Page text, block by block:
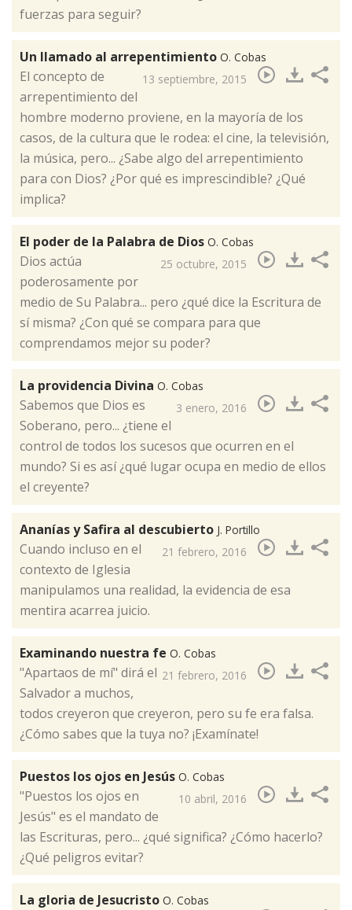
fuerzas para seguir?
Un llamado al arrepentimiento O. Cobas
13 septiembre, 2015
​El concepto de
arrepentimiento del
hombre moderno proviene, en la mayoría de los
casos, de la cultura que le rodea: el cine, la televisión,
la música, pero... ¿Sabe algo del arrepentimiento
para con Dios? ¿Por qué es imprescindible? ¿Qué
implica?
El poder de la Palabra de Dios O. Cobas
25 octubre, 2015
​Dios actúa
poderosamente por
medio de Su Palabra... pero ¿qué dice la Escritura de
sí misma? ¿Con qué se compara para que
comprendamos mejor su poder?
La providencia Divina O. Cobas
3 enero, 2016
​Sabemos que Dios es
Soberano, pero... ¿tiene el
control de todos los sucesos que ocurren en el
mundo? Si es así ¿qué lugar ocupa en medio de ellos
el creyente?
Ananías y Safira al descubierto J. Portillo
21 febrero, 2016
Cuando incluso en el
contexto de Iglesia
manipulamos una realidad, la evidencia de esa
mentira acarrea juicio.
Examinando nuestra fe O. Cobas
21 febrero, 2016
"​Apartaos de mí" dirá el
Salvador a muchos,
todos creyeron que creyeron, pero su fe era falsa.
¿Cómo sabes que la tuya no? ¡Examínate!
Puestos los ojos en Jesús O. Cobas
10 abril, 2016
"Puestos los ojos en
Jesús" es el mandato de
las Escrituras, pero... ¿qué significa? ¿Cómo hacerlo?
¿Qué peligros evitar?​
La gloria de Jesucristo O. Cobas